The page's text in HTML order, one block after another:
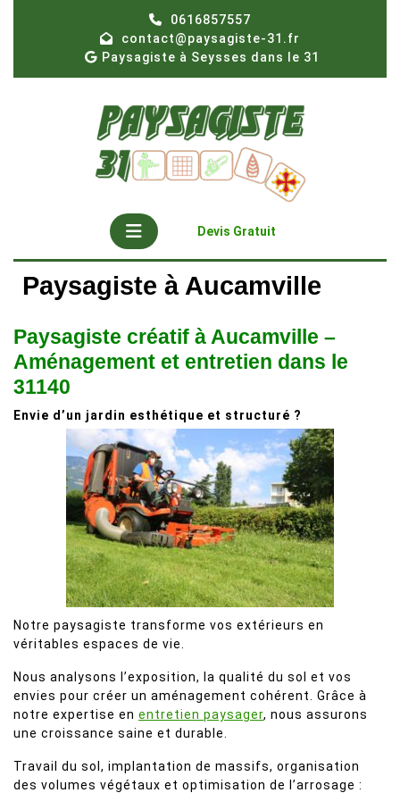
0616857557
contact@paysagiste-31.fr
Paysagiste à Seysses dans le 31
Open
Button
Devis Gratuit
Paysagiste à Aucamville
Paysagiste créatif à Aucamville –
Aménagement et entretien dans le
31140
Envie d’un jardin esthétique et structuré ?
Notre paysagiste transforme vos extérieurs en
véritables espaces de vie.
Nous analysons l’exposition, la qualité du sol et vos
envies pour créer un aménagement cohérent. Grâce à
notre expertise en entretien paysager, nous assurons
une croissance saine et durable.
Travail du sol, implantation de massifs, organisation
des volumes végétaux et optimisation de l’arrosage :